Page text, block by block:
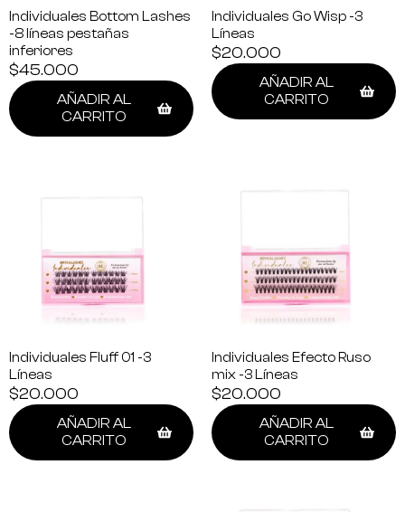
Individuales Bottom Lashes
-8 líneas pestañas
inferiores
$45.000
AÑADIR AL
CARRITO
Individuales Go Wisp -3
Líneas
$20.000
AÑADIR AL
CARRITO
Individuales Fluff 01 -3
Líneas
$20.000
AÑADIR AL
CARRITO
Individuales Efecto Ruso
mix -3 Líneas
$20.000
AÑADIR AL
CARRITO